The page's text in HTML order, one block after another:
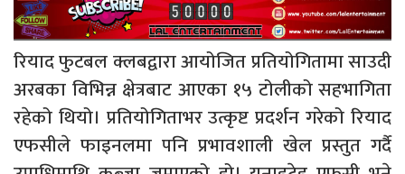
रियाद फुटबल क्लबद्वारा आयोजित प्रतियोगितामा साउदी
अरबका विभिन्न क्षेत्रबाट आएका १५ टोलीको सहभागिता
रहेको थियो। प्रतियोगिताभर उत्कृष्ट प्रदर्शन गरेको रियाद
एफसीले फाइनलमा पनि प्रभावशाली खेल प्रस्तुत गर्दै